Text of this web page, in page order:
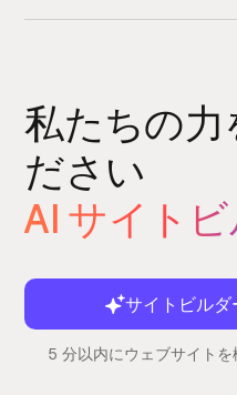
私たちの力
ださい
AI サイト
サイトビルダ
5 分以内にウェブサイトを